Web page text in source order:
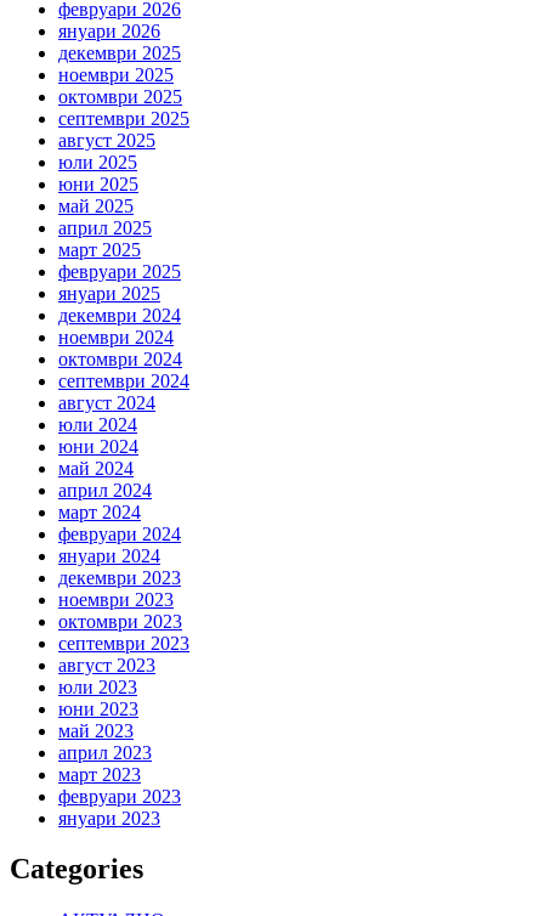
февруари 2026
януари 2026
декември 2025
ноември 2025
октомври 2025
септември 2025
август 2025
юли 2025
юни 2025
май 2025
април 2025
март 2025
февруари 2025
януари 2025
декември 2024
ноември 2024
октомври 2024
септември 2024
август 2024
юли 2024
юни 2024
май 2024
април 2024
март 2024
февруари 2024
януари 2024
декември 2023
ноември 2023
октомври 2023
септември 2023
август 2023
юли 2023
юни 2023
май 2023
април 2023
март 2023
февруари 2023
януари 2023
Categories